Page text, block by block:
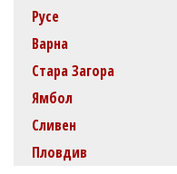
Русе
Варна
Стара Загора
Ямбол
Сливен
Пловдив